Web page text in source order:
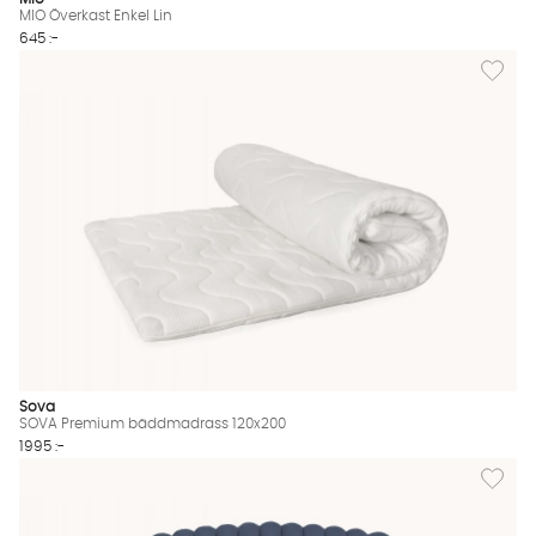
MIO Överkast Enkel Lin
645 :-
Lägg
Sova
SOVA Premium bäddmadrass 120x200
1995 :-
Lägg